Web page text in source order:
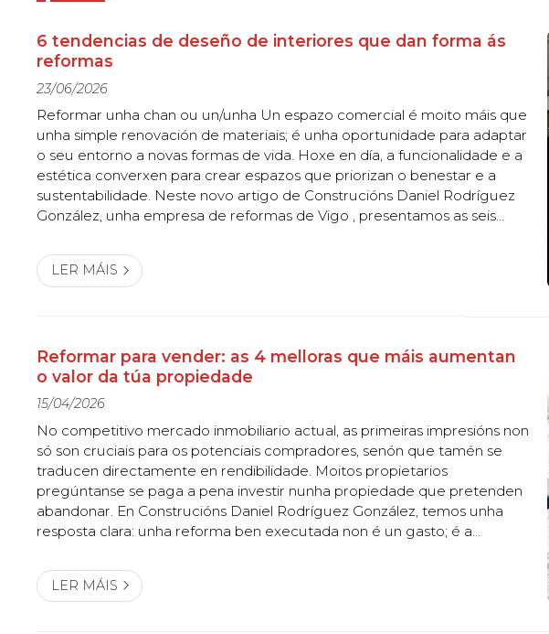
6 tendencias de deseño de interiores que dan forma ás
reformas
23/06/2026
Reformar unha chan ou un/unha Un espazo comercial é moito máis que
unha simple renovación de materiais; é unha oportunidade para adaptar
o seu entorno a novas formas de vida. Hoxe en día, a funcionalidade e a
estética converxen para crear espazos que priorizan o benestar e a
sustentabilidade. Neste novo artigo de Construcións Daniel Rodríguez
González, unha empresa de reformas de Vigo , presentamos as seis
Tomade nota! 1. O auxe do "...
LER MÁIS
Reformar para vender: as 4 melloras que máis aumentan
o valor da túa propiedade
15/04/2026
No competitivo mercado inmobiliario actual, as primeiras impresións non
só son cruciais para os potenciais compradores, senón que tamén se
traducen directamente en rendibilidade. Moitos propietarios
pregúntanse se paga a pena investir nunha propiedade que pretenden
abandonar. En Construcións Daniel Rodríguez González, temos unha
resposta clara: unha reforma ben executada non é un gasto; é a
de venda. Se queres que a túa propieda...
LER MÁIS